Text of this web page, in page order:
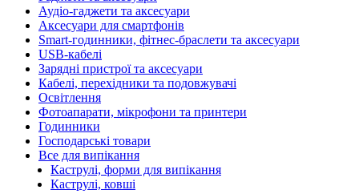
Аудіо-гаджети та аксесуари
Аксесуари для смартфонів
Smart-годинники, фітнес-браслети та аксесуари
USB-кабелі
Зарядні пристрої та аксесуари
Кабелі, перехідники та подовжувачі
Освітлення
Фотоапарати, мікрофони та принтери
Годинники
Господарські товари
Все для випікання
Каструлі, форми для випікання
Каструлі, ковші